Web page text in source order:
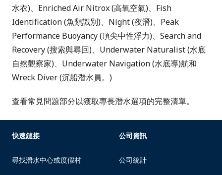
水衣)、Enriched Air Nitrox (高氧空氣)、Fish
Identification (魚類識別)、Night (夜潛)、Peak
Performance Buoyancy (頂尖中性浮力)、Search and
Recovery (搜索與尋回)、Underwater Naturalist (水底
自然觀察家)、Underwater Navigation (水底導)航和
Wreck Diver (沉船潛水員。)
查看常見問題部分以獲取專長潛水選項的完整清單。
快速鏈接
尋找潛水中心或度假村
公司資訊
公司統計